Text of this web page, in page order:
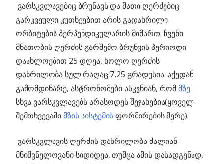
ვარსკვლავებიც ბრუნავს და მათი ღერძებიც
გარკვეული კუთხეებით არის გადახრილი
ორბიტების პერპენდიკულარის მიმართ. ჩვენი
მნათობის ღერძის გარშემო ბრუნვის პერიოდი
დაახლოებით 25 დღეა, ხოლო ღერძის
დახრილობა სულ რაღაც 7,25 გრადუსია. აქედან
გამომდინარე, ასტრონომები ასკვნიან, რომმზე
სხვა ვარსკვლავებს არასოდეს შეჯახებია(ყოველ
შემთხვევაშიმზის სისტემისფორმირების მერე).
ვარსკვლავის ღერძის დახრილობა ძალიან
მნიშვნელოვანი სიდიდეა, თუმცა ამის დასადგენად,